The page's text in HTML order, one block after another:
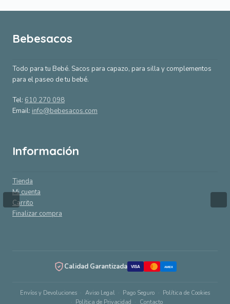
Bebesacos
Todo para tu Bebé. Sacos para capazo, para silla y complementos
para el paseo de tu bebé.
Tel: 610 270 098
Email: info@bebesacos.com
Información
Tienda
Mi cuenta
Carrito
Finalizar compra
Calidad Garantizada VISA AMEX
Envíos y Devoluciones Aviso Legal Pago Seguro
Política de Cookies
Política de Privacidad
Contacto